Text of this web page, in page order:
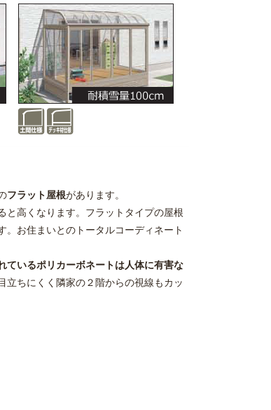
フラット屋根があります。
と高くなります。フラットタイプの屋根
お住まいとのトータルコーディネート
ているポリカーボネートは人体に有害な
ちにくく隣家の２階からの視線もカッ